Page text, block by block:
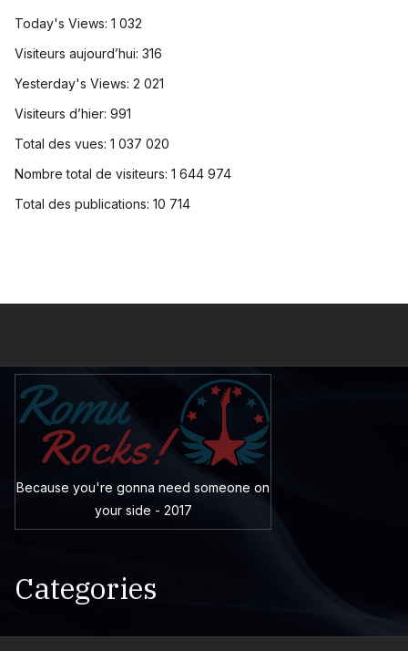
Today's Views: 1 032
Visiteurs aujourd’hui: 316
Yesterday's Views: 2 021
Visiteurs d’hier: 991
Total des vues: 1 037 020
Nombre total de visiteurs: 1 644 974
Total des publications: 10 714
Because you're gonna need someone on
your side - 2017
Categories